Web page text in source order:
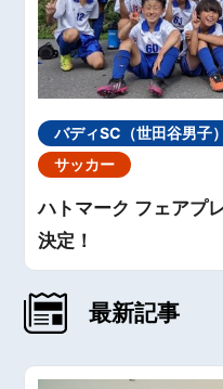
バディSC（世田谷男子）
サッカー
ハトマーク フェアプ
決定！
最新記事